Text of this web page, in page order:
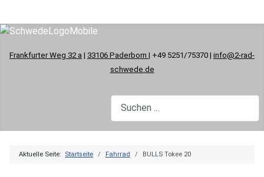
Frankfurter Weg 32 a | 33106 Paderborn | +49 5251/75370 | info@2-rad-
schwede.de
Aktuelle Seite: Startseite Fahrrad BULLS Tokee 20